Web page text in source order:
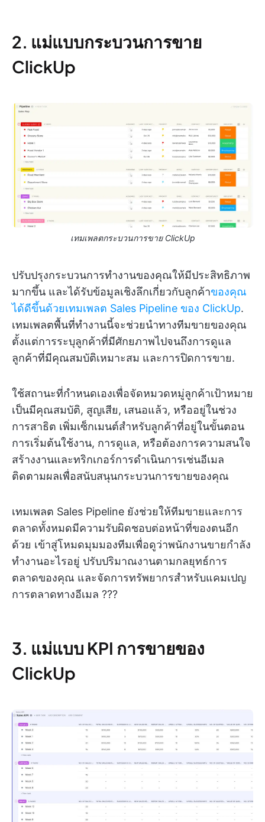
2. แม่แบบกระบวนการขาย
ClickUp
เทมเพลตกระบวนการขาย ClickUp
ปรับปรุงกระบวนการทำงานของคุณให้มีประสิทธิภาพ
มากขึ้น และได้รับข้อมูลเชิงลึกเกี่ยวกับลูกค้าของคุณ
ได้ดีขึ้นด้วยเทมเพลต Sales Pipeline ของ ClickUp.
เทมเพลตพื้นที่ทำงานนี้จะช่วยนำทางทีมขายของคุณ
ตั้งแต่การระบุลูกค้าที่มีศักยภาพไปจนถึงการดูแล
ลูกค้าที่มีคุณสมบัติเหมาะสม และการปิดการขาย.
ใช้สถานะที่กำหนดเองเพื่อจัดหมวดหมู่ลูกค้าเป้าหมาย
เป็นมีคุณสมบัติ, สูญเสีย, เสนอแล้ว, หรืออยู่ในช่วง
การสาธิต เพิ่มเซ็กเมนต์สำหรับลูกค้าที่อยู่ในขั้นตอน
การเริ่มต้นใช้งาน, การดูแล, หรือต้องการความสนใจ
สร้างงานและทริกเกอร์การดำเนินการเช่นอีเมล
ติดตามผลเพื่อสนับสนุนกระบวนการขายของคุณ
เทมเพลต Sales Pipeline ยังช่วยให้ทีมขายและการ
ตลาดทั้งหมดมีความรับผิดชอบต่อหน้าที่ของตนอีก
ด้วย เข้าสู่โหมดมุมมองทีมเพื่อดูว่าพนักงานขายกำลัง
ทำงานอะไรอยู่ ปรับปริมาณงานตามกลยุทธ์การ
ตลาดของคุณ และจัดการทรัพยากรสำหรับแคมเปญ
การตลาดทางอีเมล ??‍?
3. แม่แบบ KPI การขายของ
ClickUp